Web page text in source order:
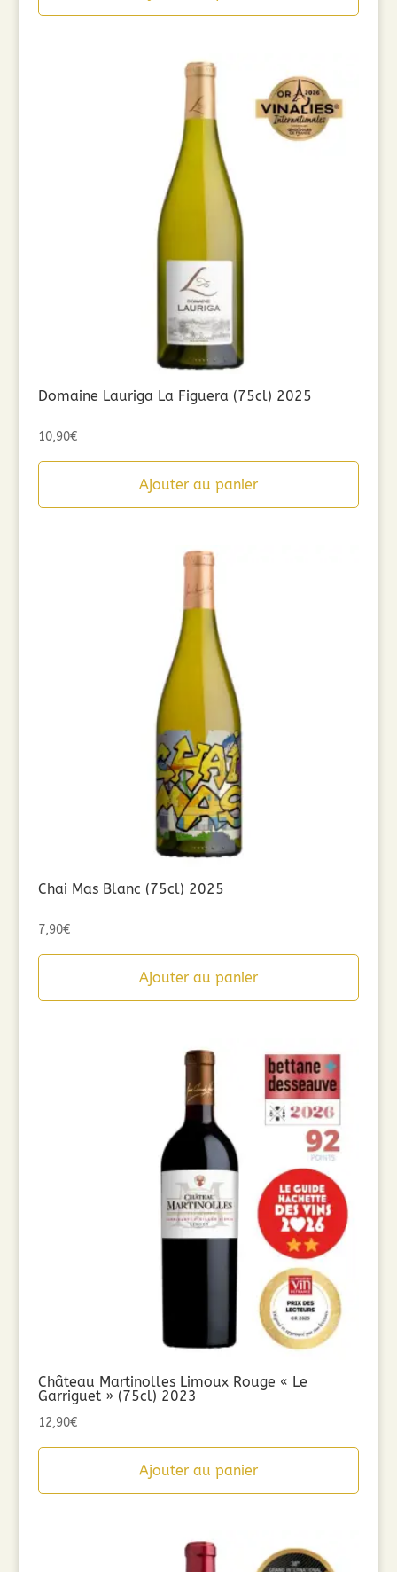
Domaine Lauriga La Figuera (75cl) 2025
10,90€
Ajouter au panier
Chai Mas Blanc (75cl) 2025
7,90€
Ajouter au panier
Château Martinolles Limoux Rouge « Le
Garriguet » (75cl) 2023
12,90€
Ajouter au panier